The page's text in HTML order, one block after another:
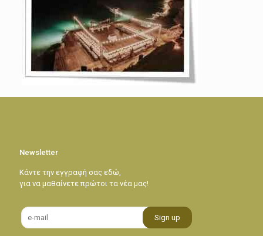
Newsletter
Κάντε την εγγραφή σας εδώ,
για να μαθαίνετε πρώτοι τα νέα μας!